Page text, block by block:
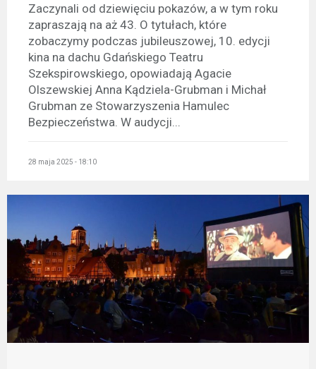
Zaczynali od dziewięciu pokazów, a w tym roku
zapraszają na aż 43. O tytułach, które
zobaczymy podczas jubileuszowej, 10. edycji
kina na dachu Gdańskiego Teatru
Szekspirowskiego, opowiadają Agacie
Olszewskiej Anna Kądziela-Grubman i Michał
Grubman ze Stowarzyszenia Hamulec
Bezpieczeństwa. W audycji...
28 maja 2025 - 18:10